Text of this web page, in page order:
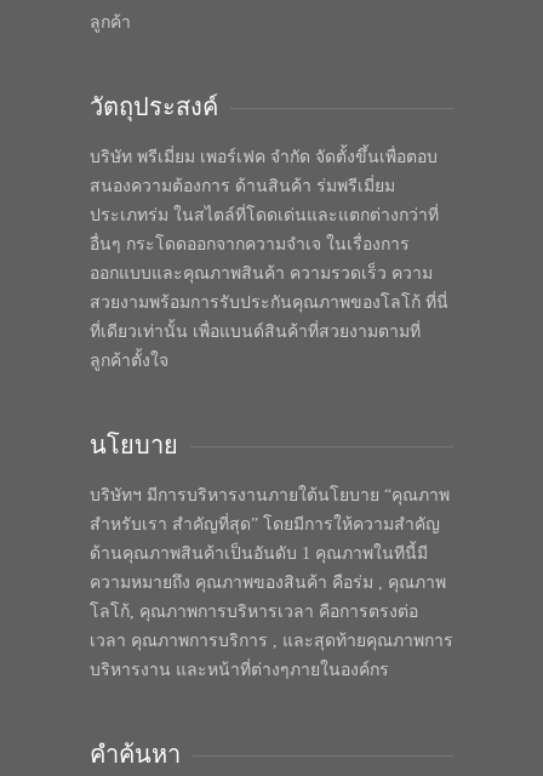
ลูกค้า
วัตถุประสงค์
บริษัท พรีเมี่ยม เพอร์เฟค จำกัด จัดตั้งขึ้นเพื่อตอบ
สนองความต้องการ ด้านสินค้า ร่มพรีเมี่ยม
ประเภทร่ม ในสไตล์ที่โดดเด่นและแตกต่างกว่าที่
อื่นๆ กระโดดออกจากความจำเจ ในเรื่องการ
ออกแบบและคุณภาพสินค้า ความรวดเร็ว ความ
สวยงามพร้อมการรับประกันคุณภาพของโลโก้ ที่นี่
ที่เดียวเท่านั้น เพื่อแบนด์สินค้าที่สวยงามตามที่
ลูกค้าตั้งใจ
นโยบาย
บริษัทฯ มีการบริหารงานภายใต้นโยบาย “คุณภาพ
สำหรับเรา สำคัญที่สุด” โดยมีการให้ความสำคัญ
ด้านคุณภาพสินค้าเป็นอันดับ 1 คุณภาพในทีนี้มี
ความหมายถึง คุณภาพของสินค้า คือร่ม , คุณภาพ
โลโก้, คุณภาพการบริหารเวลา คือการตรงต่อ
เวลา คุณภาพการบริการ , และสุดท้ายคุณภาพการ
บริหารงาน และหน้าที่ต่างๆภายในองค์กร
คำค้นหา